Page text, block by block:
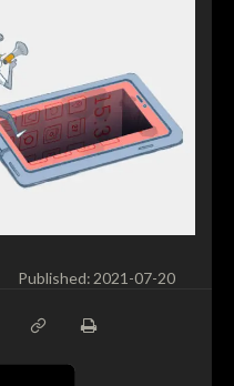
Published: 2021-07-20